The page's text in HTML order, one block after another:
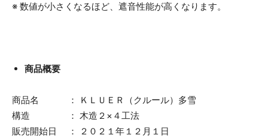
※ 数値が小さくなるほど、遮音性能が高くなります。
商品概要
商品名 ： ＫＬＵＥＲ（クルール）多雪
構造 ： 木造２×４工法
販売開始日 ： ２０２１年１２月１日